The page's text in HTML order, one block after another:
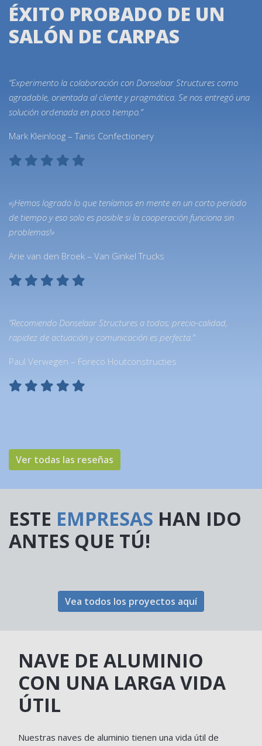
Actions
ÉXITO PROBADO DE UN
SALÓN DE CARPAS
”Experimento la colaboración con Donselaar Structures como
agradable, orientada al cliente y pragmática. Se nos entregó una
solución ordenada en poco tiempo.”
Mark Kleinloog – Tanis Confectionery
«¡Hemos logrado lo que teníamos en mente en un corto período
de tiempo y eso solo es posible si la cooperación funciona sin
problemas!»
Arie van den Broek – Van Ginkel Trucks
”Recomiendo Donselaar Structures a todos; precio-calidad,
rapidez de actuación y comunicación es perfecta.”
Paul Verwegen – Foreco Houtconstructies
Ver todas las reseñas
ESTE EMPRESAS HAN IDO
ANTES QUE TÚ!
Vea todos los proyectos aquí
NAVE DE ALUMINIO
CON UNA LARGA VIDA
ÚTIL
Nuestras naves de aluminio tienen una vida útil de